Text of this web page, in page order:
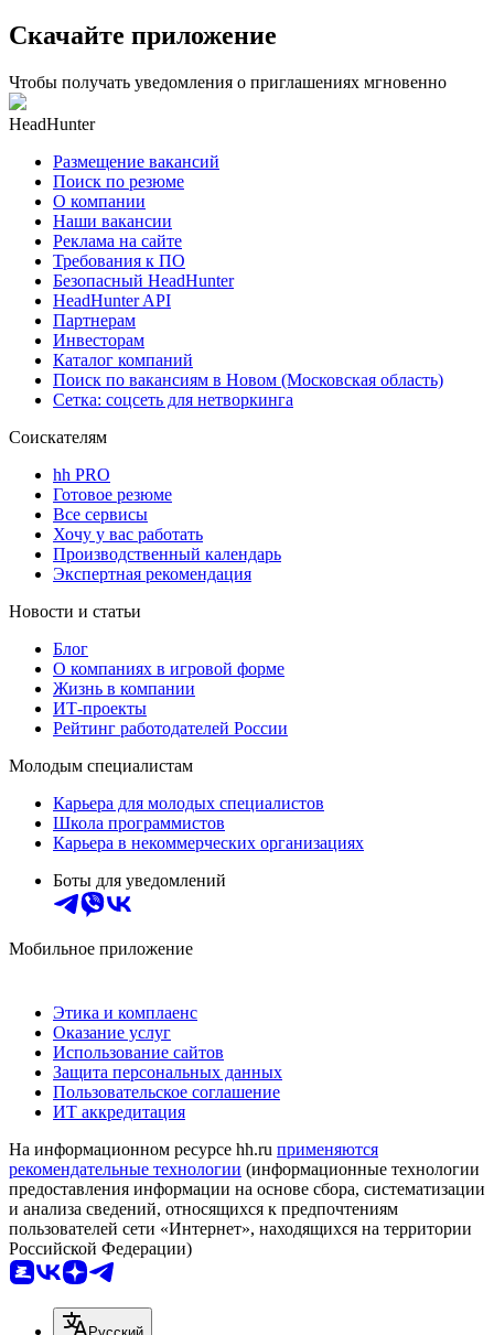
Скачайте приложение
Чтобы получать уведомления о приглашениях мгновенно
HeadHunter
Размещение вакансий
Поиск по резюме
О компании
Наши вакансии
Реклама на сайте
Требования к ПО
Безопасный HeadHunter
HeadHunter API
Партнерам
Инвесторам
Каталог компаний
Поиск по вакансиям в Новом (Московская область)
Сетка: соцсеть для нетворкинга
Соискателям
hh PRO
Готовое резюме
Все сервисы
Хочу у вас работать
Производственный календарь
Экспертная рекомендация
Новости и статьи
Блог
О компаниях в игровой форме
Жизнь в компании
ИТ-проекты
Рейтинг работодателей России
Молодым специалистам
Карьера для молодых специалистов
Школа программистов
Карьера в некоммерческих организациях
Боты для уведомлений
Мобильное приложение
Этика и комплаенс
Оказание услуг
Использование сайтов
Защита персональных данных
Пользовательское соглашение
ИТ аккредитация
На информационном ресурсе hh.ru применяются
рекомендательные технологии (информационные технологии
предоставления информации на основе сбора, систематизации
и анализа сведений, относящихся к предпочтениям
пользователей сети «Интернет», находящихся на территории
Российской Федерации)